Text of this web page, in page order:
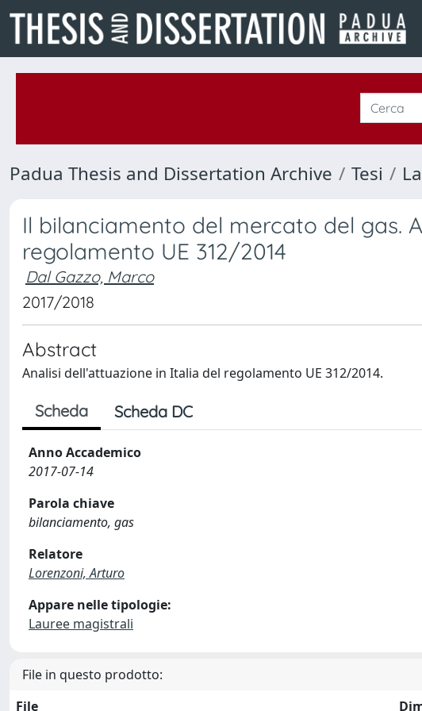
Padua Thesis and Dissertation Archive Tesi
Il bilanciamento del mercato del gas.
regolamento UE 312/2014
Dal Gazzo, Marco
2017/2018
Abstract
Analisi dell'attuazione in Italia del regolamento UE 312/2014.
Scheda Scheda DC
Anno Accademico
2017-07-14
Parola chiave
bilanciamento, gas
Relatore
Lorenzoni, Arturo
Appare nelle tipologie:
Lauree magistrali
File in questo prodotto:
File